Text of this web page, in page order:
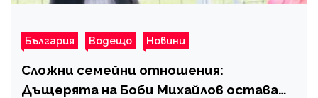
България Водещо Новини
Сложни семейни отношения:
Дъщерята на Боби Михайлов остава